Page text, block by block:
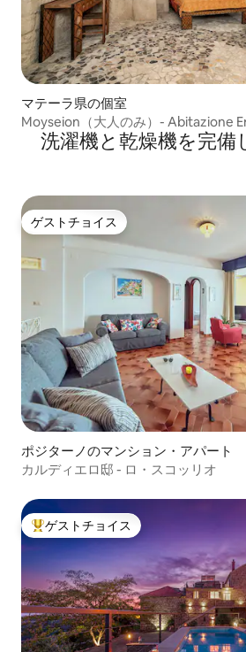
マテーラ県の個室
Moyseion（大人のみ）- Abitazione
洗濯機と乾燥機を完備
ゲストチョイス
ゲストチョイス
ポジターノのマンション・アパート
カルディエロ邸 - ロ・スコッリオ
大好評のゲストチョイスです。
ゲストチョイス